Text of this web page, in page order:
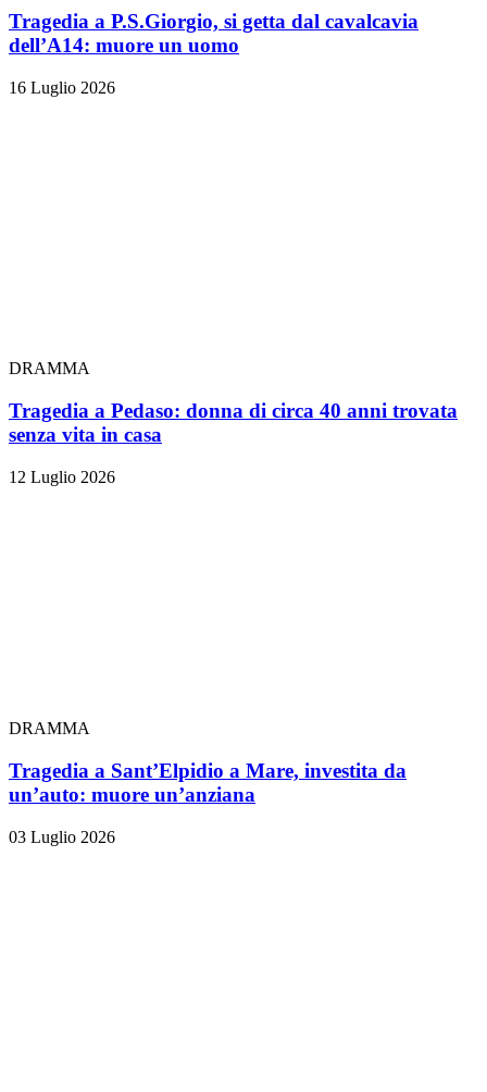
Tragedia a P.S.Giorgio, si getta dal cavalcavia
dell’A14: muore un uomo
16 Luglio 2026
DRAMMA
Tragedia a Pedaso: donna di circa 40 anni trovata
senza vita in casa
12 Luglio 2026
DRAMMA
Tragedia a Sant’Elpidio a Mare, investita da
un’auto: muore un’anziana
03 Luglio 2026